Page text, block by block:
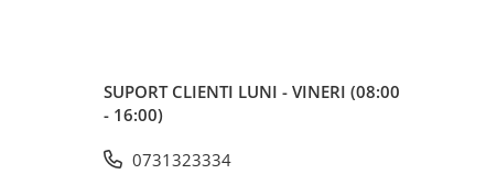
SUPORT CLIENTI LUNI - VINERI (08:00
- 16:00)
0731323334